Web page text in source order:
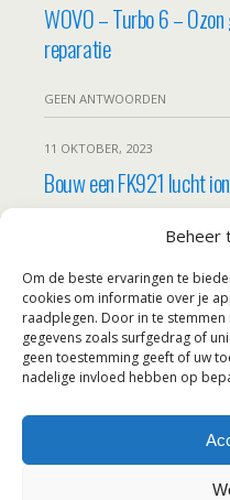
Beheer
Om de beste ervaringen te
cookies om informatie over je
raadplegen. Door in te
gegevens zoals surfgedrag of
geen toestemming geeft of uw
nadelige invloed hebben op
WOVO – Turbo 6 –
reparatie
GEEN ANTWOORDEN
11 OKTOBER, 2023
Bouw een FK921 lucht
7 JULI, 2023
FK921 lucht ionisator
GEEN ANTWOORDEN